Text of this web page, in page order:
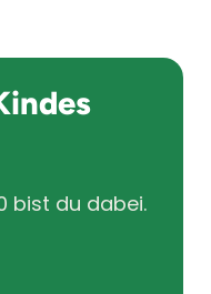
bist du dabei.